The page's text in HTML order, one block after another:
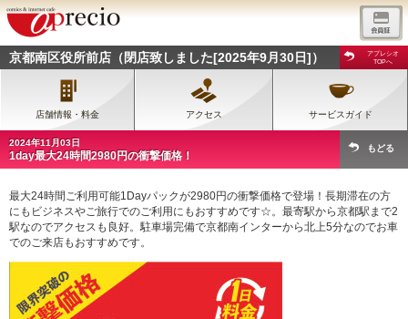
京都南区役所前店（閉店致しました[2025年9月30日]）
アプレシオ
TOPへ
店舗情報・料金 アクセス サービスガイド
2024年11月03日
1day最大24時間2980円の衝撃価格！
もどる
最大24時間ご利用可能1Dayパックが2980円の衝撃価格で登場！長期滞在の方
にもビジネスやご旅行でのご利用にもおすすめです☆。最寄駅から京都駅まで2
駅なのでアクセスも良好。駐車場完備で京都南インターから北上5分なのでお車
でのご来店もおすすめです。